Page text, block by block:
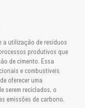
a utilização de resíduos
produtivos que
de cimento. Essa
e combustíveis
oferecer uma
serem reciclados, o
emissões de carbono.